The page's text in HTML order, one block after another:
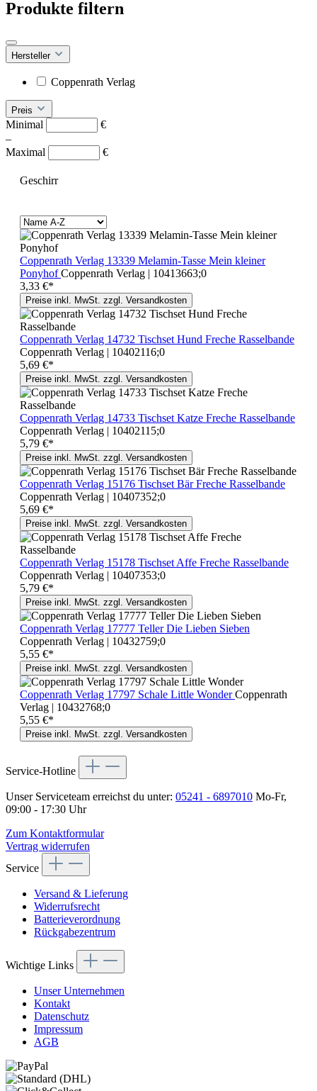
Produkte filtern
Hersteller
Coppenrath Verlag
Preis
Minimal
€
–
Maximal
€
Geschirr
Coppenrath Verlag 13339 Melamin-Tasse Mein kleiner
PonyhofCoppenrath Verlag | 10413663;0
3,33 €*
Preise inkl. MwSt. zzgl. Versandkosten
Coppenrath Verlag 14732 Tischset Hund Freche Rasselbande
Coppenrath Verlag | 10402116;0
5,69 €*
Preise inkl. MwSt. zzgl. Versandkosten
Coppenrath Verlag 14733 Tischset Katze Freche Rasselbande
Coppenrath Verlag | 10402115;0
5,79 €*
Preise inkl. MwSt. zzgl. Versandkosten
Coppenrath Verlag 15176 Tischset Bär Freche Rasselbande
Coppenrath Verlag | 10407352;0
5,69 €*
Preise inkl. MwSt. zzgl. Versandkosten
Coppenrath Verlag 15178 Tischset Affe Freche Rasselbande
Coppenrath Verlag | 10407353;0
5,79 €*
Preise inkl. MwSt. zzgl. Versandkosten
Coppenrath Verlag 17777 Teller Die Lieben Sieben
Coppenrath Verlag | 10432759;0
5,55 €*
Preise inkl. MwSt. zzgl. Versandkosten
Coppenrath Verlag 17797 Schale Little WonderCoppenrath
Verlag | 10432768;0
5,55 €*
Preise inkl. MwSt. zzgl. Versandkosten
Service-Hotline
Unser Serviceteam erreichst du unter: 05241 - 6897010 Mo-Fr,
09:00 - 17:30 Uhr
Zum Kontaktformular
Vertrag widerrufen
Service
Versand & Lieferung
Widerrufsrecht
Batterieverordnung
Rückgabezentrum
Wichtige Links
Unser Unternehmen
Kontakt
Datenschutz
Impressum
AGB